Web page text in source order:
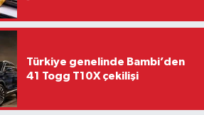
Türkiye genelinde Bambi’den
41 Togg T10X çekilişi